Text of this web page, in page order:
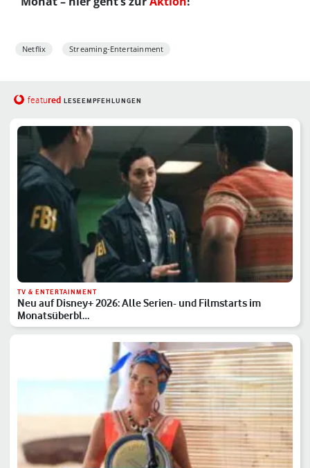
Netflix Streaming-Entertainment
featured LESEEMPFEHLUNGEN
TV & ENTERTAINMENT
Neu auf Disney+ 2026: Alle Serien- und Filmstarts im
Monatsüberbl…